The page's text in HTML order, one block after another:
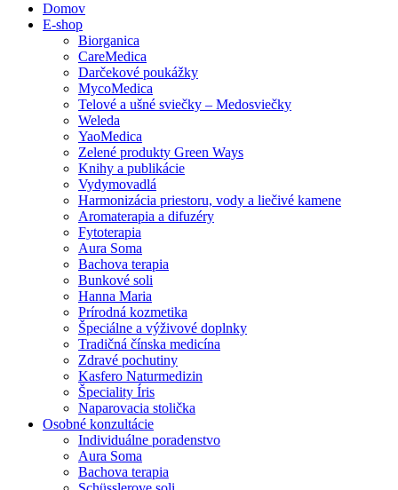
Domov
E-shop
Biorganica
CareMedica
Darčekové poukážky
MycoMedica
Telové a ušné sviečky – Medosviečky
Weleda
YaoMedica
Zelené produkty Green Ways
Knihy a publikácie
Vydymovadlá
Harmonizácia priestoru, vody a liečivé kamene
Aromaterapia a difuzéry
Fytoterapia
Aura Soma
Bachova terapia
Bunkové soli
Hanna Maria
Prírodná kozmetika
Špeciálne a výživové doplnky
Tradičná čínska medicína
Zdravé pochutiny
Kasfero Naturmedizin
Špeciality Íris
Naparovacia stolička
Osobné konzultácie
Individuálne poradenstvo
Aura Soma
Bachova terapia